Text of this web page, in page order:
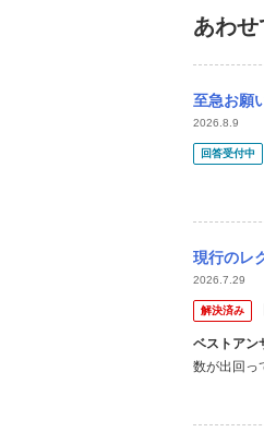
あわ
至急お願いします！
2026.8.9
回答受付中
現行のレクサス
2026.7.29
解決済み
ベストアン
数が出回っ
やＦシリ